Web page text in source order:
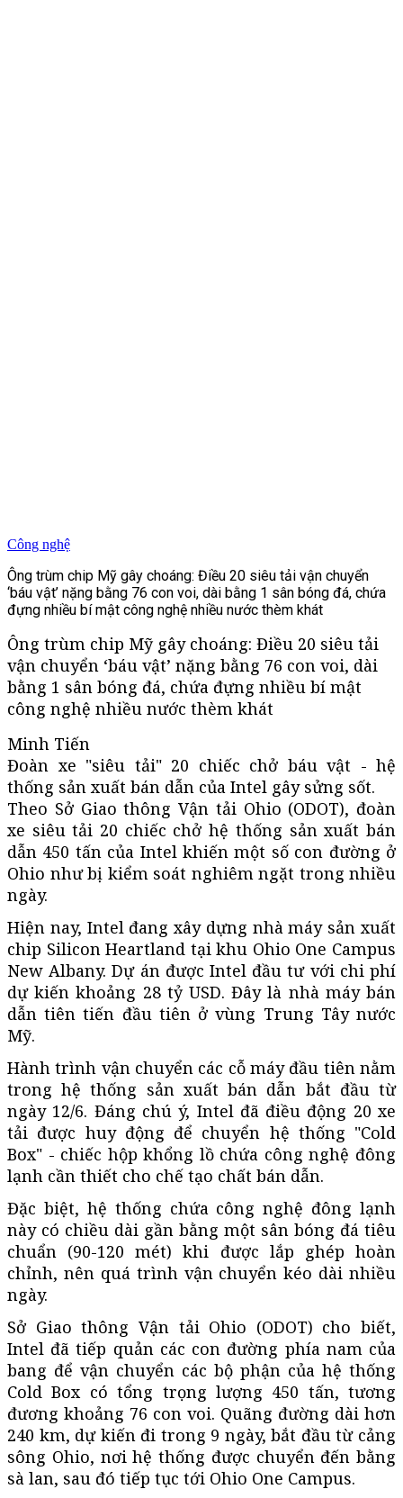
Công nghệ
Ông trùm chip Mỹ gây choáng: Điều 20 siêu tải vận chuyển
‘báu vật’ nặng bằng 76 con voi, dài bằng 1 sân bóng đá, chứa
đựng nhiều bí mật công nghệ nhiều nước thèm khát
Ông trùm chip Mỹ gây choáng: Điều 20 siêu tải
vận chuyển ‘báu vật’ nặng bằng 76 con voi, dài
bằng 1 sân bóng đá, chứa đựng nhiều bí mật
công nghệ nhiều nước thèm khát
Minh Tiến
Đoàn xe "siêu tải" 20 chiếc chở báu vật - hệ
thống sản xuất bán dẫn của Intel gây sửng sốt.
Theo Sở Giao thông Vận tải Ohio (ODOT), đoàn
xe siêu tải 20 chiếc chở hệ thống sản xuất bán
dẫn 450 tấn của Intel khiến một số con đường ở
Ohio như bị kiểm soát nghiêm ngặt trong nhiều
ngày.
Hiện nay, Intel đang xây dựng nhà máy sản xuất
chip Silicon Heartland tại khu Ohio One Campus
New Albany. Dự án được Intel đầu tư với chi phí
dự kiến khoảng 28 tỷ USD. Đây là nhà máy bán
dẫn tiên tiến đầu tiên ở vùng Trung Tây nước
Mỹ.
Hành trình vận chuyển các cỗ máy đầu tiên nằm
trong hệ thống sản xuất bán dẫn bắt đầu từ
ngày 12/6. Đáng chú ý, Intel đã điều động 20 xe
tải được huy động để chuyển hệ thống "Cold
Box" - chiếc hộp khổng lồ chứa công nghệ đông
lạnh cần thiết cho chế tạo chất bán dẫn.
Đặc biệt, hệ thống chứa công nghệ đông lạnh
này có chiều dài gần bằng một sân bóng đá tiêu
chuẩn (90-120 mét) khi được lắp ghép hoàn
chỉnh, nên quá trình vận chuyển kéo dài nhiều
ngày.
Sở Giao thông Vận tải Ohio (ODOT) cho biết,
Intel đã tiếp quản các con đường phía nam của
bang để vận chuyển các bộ phận của hệ thống
Cold Box có tổng trọng lượng 450 tấn, tương
đương khoảng 76 con voi. Quãng đường dài hơn
240 km, dự kiến đi trong 9 ngày, bắt đầu từ cảng
sông Ohio, nơi hệ thống được chuyển đến bằng
sà lan, sau đó tiếp tục tới Ohio One Campus.